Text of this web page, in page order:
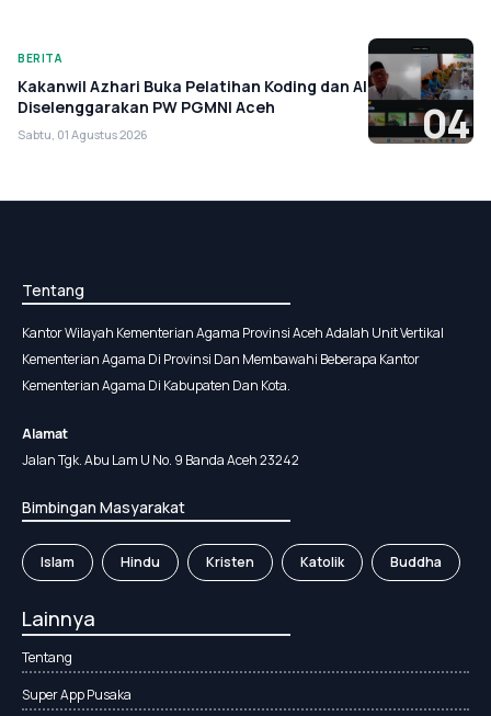
BERITA
Kakanwil Azhari Buka Pelatihan Koding dan AI
Diselenggarakan PW PGMNI Aceh
Sabtu, 01 Agustus 2026 04
Tentang
Kantor Wilayah Kementerian Agama Provinsi Aceh Adalah Unit Vertikal
Kementerian Agama Di Provinsi Dan Membawahi Beberapa Kantor
Kementerian Agama Di Kabupaten Dan Kota.
Alamat
Jalan Tgk. Abu Lam U No. 9 Banda Aceh 23242
Bimbingan Masyarakat
Islam Hindu Kristen Katolik Buddha
Lainnya
Tentang
Super App Pusaka